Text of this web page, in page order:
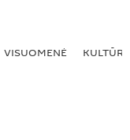
VISUOMENĖ KULTŪRA